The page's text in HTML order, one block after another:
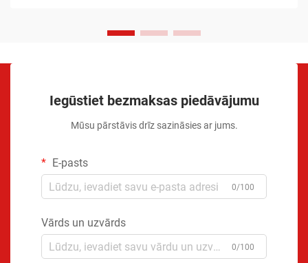
Iegūstiet bezmaksas piedāvājumu
Mūsu pārstāvis drīz sazināsies ar jums.
E-pasts
0/100
Vārds un uzvārds
0/100